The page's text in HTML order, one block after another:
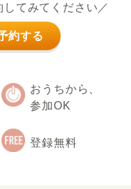
てみてください／
約する
おうちから、
参加OK
登録無料